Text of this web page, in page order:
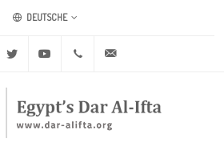
DEUTSCHE
Facebook Twitter Youtube +20 2 25970400